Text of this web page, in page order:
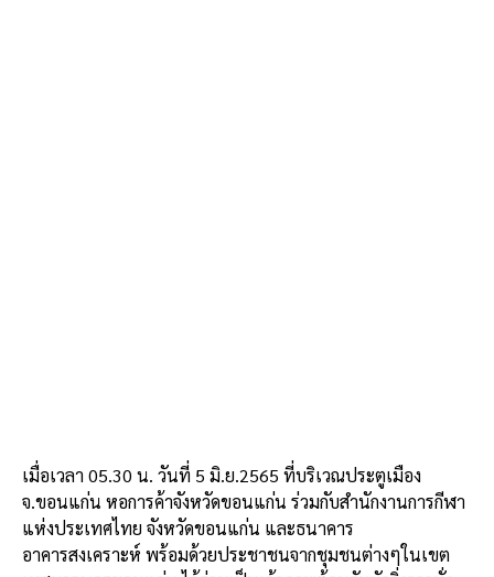
เมื่อเวลา 05.30 น. วันที่ 5 มิ.ย.2565 ที่บริเวณประตูเมือง
จ.ขอนแก่น หอการค้าจังหวัดขอนแก่น ร่วมกับสำนักงานการกีฬา
แห่งประเทศไทย จังหวัดขอนแก่น และธนาคาร
อาคารสงเคราะห์ พร้อมด้วยประชาชนจากชุมชนต่างๆในเขต